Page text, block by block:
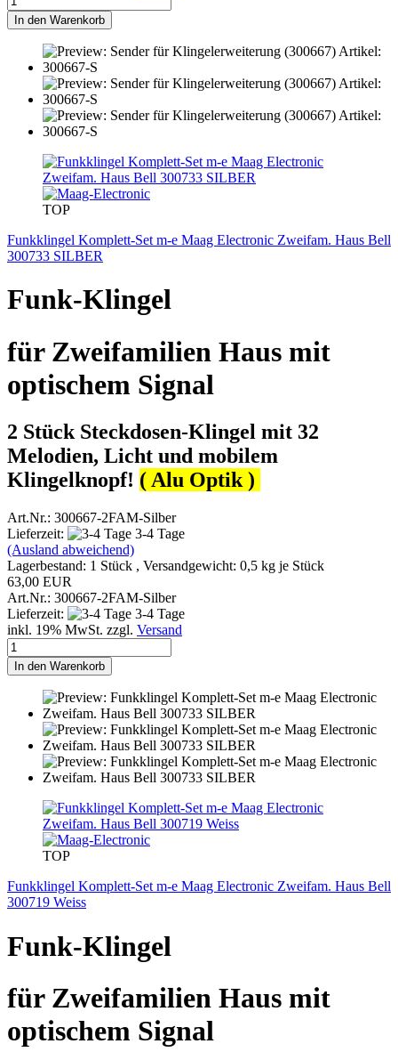
In den Warenkorb
TOP
Funkklingel Komplett-Set m-e Maag Electronic Zweifam. Haus Bell
300733 SILBER
Funk-Klingel
für Zweifamilien Haus mit
optischem Signal
2 Stück Steckdosen-Klingel mit 32
Melodien, Licht und mobilem
Klingelknopf! ( Alu Optik )
Art.Nr.: 300667-2FAM-Silber
Lieferzeit:
3-4 Tage
(Ausland abweichend)
Lagerbestand: 1 Stück , Versandgewicht: 0,5 kg je Stück
63,00 EUR
Art.Nr.: 300667-2FAM-Silber
Lieferzeit:
3-4 Tage
inkl. 19% MwSt. zzgl. Versand
In den Warenkorb
TOP
Funkklingel Komplett-Set m-e Maag Electronic Zweifam. Haus Bell
300719 Weiss
Funk-Klingel
für Zweifamilien Haus mit
optischem Signal